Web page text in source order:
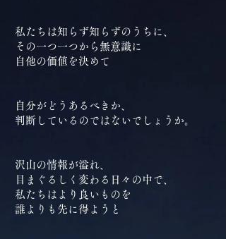
私たちは知らず知らずのうちに、
その一つ一つから無意識に
自他の価値を決めて
自分がどうあるべきか、
判断しているのではないでしょうか。
沢山の情報が溢れ、
目まぐるしく変わる日々の中で、
私たちはより良いものを
誰よりも先に得ようと